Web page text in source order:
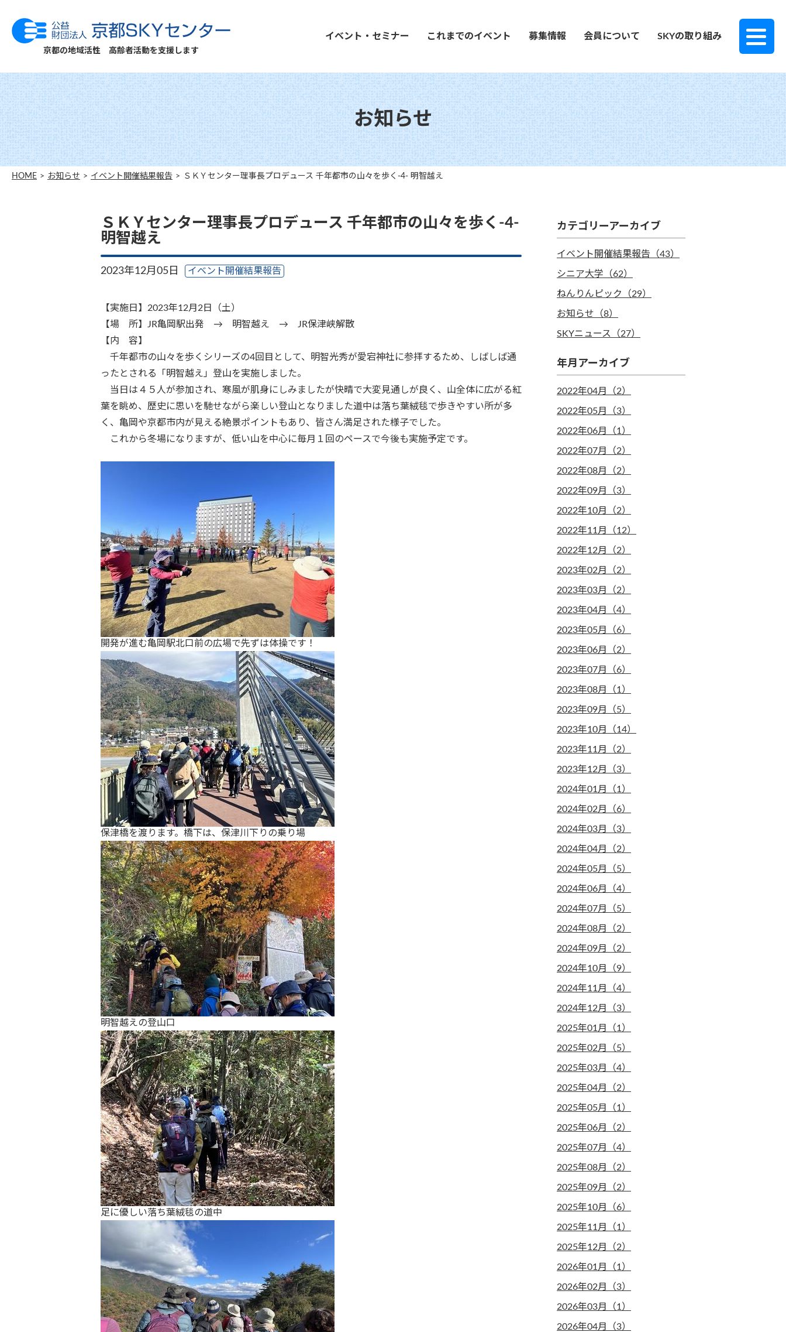
京都の地域活性 高齢者活動を支援します
イベント・セミナー これまでのイベント 募集情報 会員について SKYの取り組み
お知らせ
HOME お知らせ イベント開催結果報告 ＳＫＹセンター理事長プロデュース 千年都市の山々を歩く-4- 明智越え
ＳＫＹセンター理事長プロデュース 千年都市の山々を歩く-4-
明智越え
2023年12月05日 イベント開催結果報告
【実施日】2023年12月2日（土）
【場 所】JR亀岡駅出発 → 明智越え →
JR保津峡解散
【内 容】
千年都市の山々を歩くシリーズの4 回目として、明智光秀が愛宕神社に参拝するため、しばしば通
ったとされる「明智越え」登山を実施しました。
当日は４５人が参加され、寒風が肌身にしみましたが快晴で大変見通しが良く、山全体に広がる紅
葉を眺め、歴史に思いを馳せながら楽しい登山となりました道中は落ち葉絨毯で歩きやすい所が多
く、亀岡や京都市内が見える絶景ポイントもあり、皆さん満足された様子でした。
これから冬場になりますが、低い山を中心に毎月１回のペースで今後も実施予定です。
開発が進む亀岡駅北口前の広場で先ずは体操です！
保津橋を渡ります。橋下は、保津川下りの乗り場
明智越えの登山口
足に優しい落ち葉絨毯の道中
カテゴリーアーカイブ
イベント開催結果報告（43）
シニア大学（62）
ねんりんピック（29）
お知らせ（8）
SKYニュース（27）
年月アーカイブ
2022年04月（2）
2022年05月（3）
2022年06月（1）
2022年07月（2）
2022年08月（2）
2022年09月（3）
2022年10月（2）
2022年11月（12）
2022年12月（2）
2023年02月（2）
2023年03月（2）
2023年04月（4）
2023年05月（6）
2023年06月（2）
2023年07月（6）
2023年08月（1）
2023年09月（5）
2023年10月（14）
2023年11月（2）
2023年12月（3）
2024年01月（1）
2024年02月（6）
2024年03月（3）
2024年04月（2）
2024年05月（5）
2024年06月（4）
2024年07月（5）
2024年08月（2）
2024年09月（2）
2024年10月（9）
2024年11月（4）
2024年12月（3）
2025年01月（1）
2025年02月（5）
2025年03月（4）
2025年04月（2）
2025年05月（1）
2025年06月（2）
2025年07月（4）
2025年08月（2）
2025年09月（2）
2025年10月（6）
2025年11月（1）
2025年12月（2）
2026年01月（1）
2026年02月（3）
2026年03月（1）
2026年04月（3）